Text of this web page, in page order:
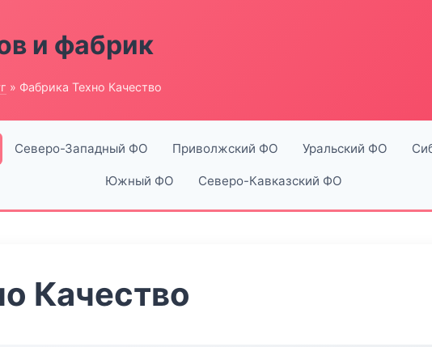
и фабрик
» Фабрика Техно Качество
Северо-Западный ФО Приволжский ФО Уральский ФО
Южный ФО Северо-Кавказский ФО
Качество